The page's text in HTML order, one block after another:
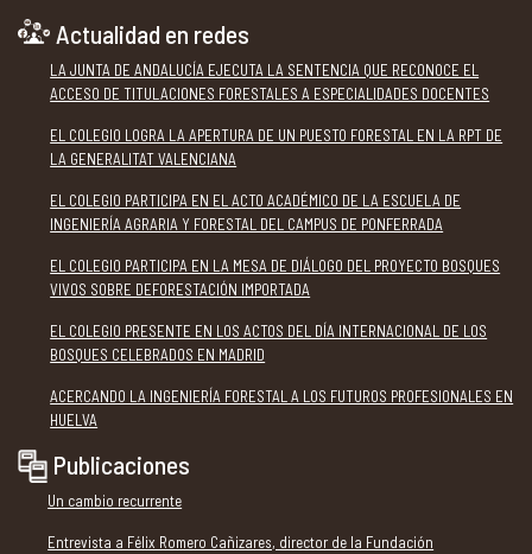
Actualidad en redes
LA JUNTA DE ANDALUCÍA EJECUTA LA SENTENCIA QUE RECONOCE EL
ACCESO DE TITULACIONES FORESTALES A ESPECIALIDADES DOCENTES
EL COLEGIO LOGRA LA APERTURA DE UN PUESTO FORESTAL EN LA RPT DE
LA GENERALITAT VALENCIANA
EL COLEGIO PARTICIPA EN EL ACTO ACADÉMICO DE LA ESCUELA DE
INGENIERÍA AGRARIA Y FORESTAL DEL CAMPUS DE PONFERRADA
EL COLEGIO PARTICIPA EN LA MESA DE DIÁLOGO DEL PROYECTO BOSQUES
VIVOS SOBRE DEFORESTACIÓN IMPORTADA
EL COLEGIO PRESENTE EN LOS ACTOS DEL DÍA INTERNACIONAL DE LOS
BOSQUES CELEBRADOS EN MADRID
ACERCANDO LA INGENIERÍA FORESTAL A LOS FUTUROS PROFESIONALES EN
HUELVA
Publicaciones
Un cambio recurrente
Entrevista a Félix Romero Cañizares, director de la Fundación